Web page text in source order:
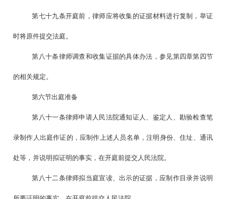
第七十九条开庭前，律师应将收集的证据材料进行复制，举证
时将原件提交法庭。
第八十条律师调查和收集证据的具体办法，参见第四章第四节
的相关规定。
第六节出庭准备
第八十一条律师申请人民法院通知证人、鉴定人、勘验检查笔
录制作人出庭作证的，应制作上述人员名单，注明身份、住址、通讯
处等，并说明拟证明的事实，在开庭前提交人民法院。
第八十二条律师拟当庭宣读、出示的证据，应制作目录并说明